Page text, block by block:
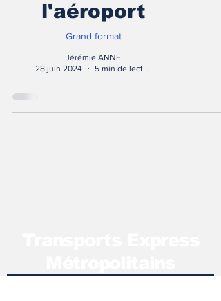
l'aéroport
Grand format
Jérémie ANNE
28 juin 2024
5 min de lecture